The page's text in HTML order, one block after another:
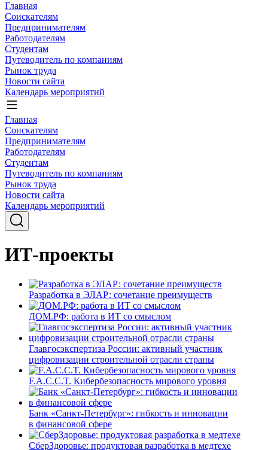
Главная
Соискателям
Предпринимателям
Работодателям
Студентам
Путеводитель по компаниям
Рынок труда
Новости сайта
Календарь мероприятий
Главная
Соискателям
Предпринимателям
Работодателям
Студентам
Путеводитель по компаниям
Рынок труда
Новости сайта
Календарь мероприятий
ИТ-проекты
Разработка в ЭЛАР: сочетание преимуществ
ДОМ.РФ: работа в ИТ со смыслом
Главгосэкспертиза России: активный участник
цифровизации строительной отрасли страны
F.A.C.C.T. Кибербезопасность мирового уровня
Банк «Санкт-Петербург»: гибкость и инновации
в финансовой сфере
СберЗдоровье: продуктовая разработка в медтехе